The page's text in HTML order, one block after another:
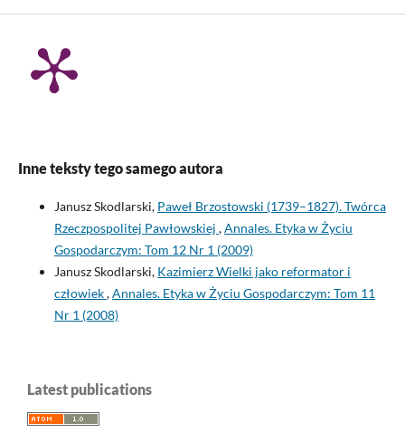
Inne teksty tego samego autora
Janusz Skodlarski, Paweł Brzostowski (1739–1827). Twórca
Rzeczpospolitej Pawłowskiej ,Annales. Etyka w Życiu
Gospodarczym: Tom 12 Nr 1 (2009)
Janusz Skodlarski, Kazimierz Wielki jako reformator i
człowiek,Annales. Etyka w Życiu Gospodarczym: Tom 11
Nr 1 (2008)
Latest publications